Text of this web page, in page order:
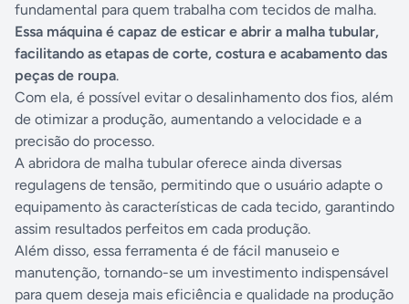
fundamental para quem trabalha com tecidos de malha.
Essa máquina é capaz de esticar e abrir a malha tubular,
facilitando as etapas de corte, costura e acabamento das
peças de roupa.
Com ela, é possível evitar o desalinhamento dos fios, além
de otimizar a produção, aumentando a velocidade e a
precisão do processo.
A abridora de malha tubular oferece ainda diversas
regulagens de tensão, permitindo que o usuário adapte o
equipamento às características de cada tecido, garantindo
assim resultados perfeitos em cada produção.
Além disso, essa ferramenta é de fácil manuseio e
manutenção, tornando-se um investimento indispensável
para quem deseja mais eficiência e qualidade na produção